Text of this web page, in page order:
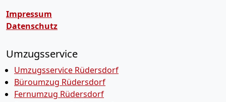
Impressum
Datenschutz
Umzugsservice
Umzugsservice Rüdersdorf
Büroumzug Rüdersdorf
Fernumzug Rüdersdorf